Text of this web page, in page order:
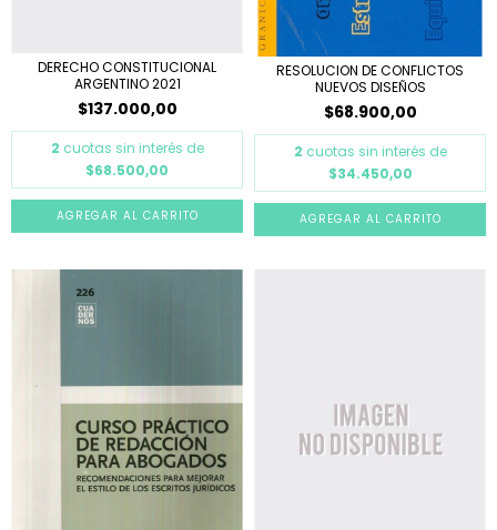
DERECHO CONSTITUCIONAL
ARGENTINO 2021
$137.000,00
2 cuotas sin interés de
$68.500,00
RESOLUCION DE CONFLICTOS
NUEVOS DISEÑOS
$68.900,00
2 cuotas sin interés de
$34.450,00